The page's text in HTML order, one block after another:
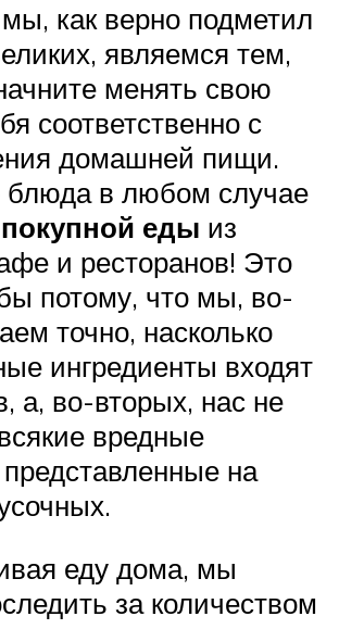
как верно подметил
являемся тем,
менять свою
соответственно с
домашней пищи.
в любом случае
еды из
и ресторанов! Это
потому, что мы, во-
точно, насколько
ингредиенты входят
а, во-вторых, нас не
вредные
представленные на
еду дома, мы
за количеством